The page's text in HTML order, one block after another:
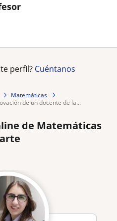
perfil? Cuéntanos
Matemáticas
de un docente de la...
de Matemáticas